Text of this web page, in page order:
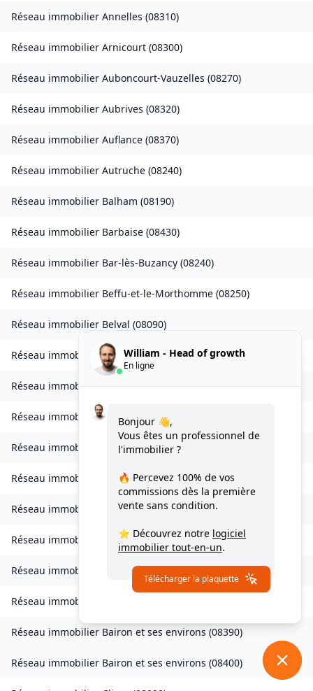
Réseau immobilier Annelles (08310)
Réseau immobilier Arnicourt (08300)
Réseau immobilier Auboncourt-Vauzelles (08270)
Réseau immobilier Aubrives (08320)
Réseau immobilier Auflance (08370)
Réseau immobilier Autruche (08240)
Réseau immobilier Balham (08190)
Réseau immobilier Barbaise (08430)
Réseau immobilier Bar-lès-Buzancy (08240)
Réseau immobilier Beffu-et-le-Morthomme (08250)
Réseau immobilier Belval (08090)
Réseau immobilierBelval-Bois-des-Dames(08240)
Réseau immobilierBourcq(08400)
Réseau immobilierBogny-sur-Meuse
Réseau immobilier Brévilly(08140)
Réseau immobilier Bulson(08450)
Réseau immobilier Chagny(08430 )
Réseau immobilier Chalandry-Elaire(08160)
Réseau immobilier Chardeny
Réseau immobilier
Réseau immobilier Bairon et ses environs (08390)
Réseau immobilier Bairon et ses environs (08400)
William - Head of growth
En ligne
Bonjour 👋,
Vous êtes un professionnel de
l'immobilier ?
🔥 Percevez 100% de vos
commissions dès la première
vente sans condition.
⭐ Découvrez notre logiciel
immobilier tout-en-un.
Télécharger la plaquette